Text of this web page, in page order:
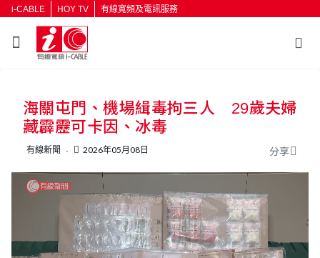
i-CABLE HOY TV 有線寬頻及電訊服務
返回
按輸入鍵開始搜尋
海關屯門、機場緝毒拘三人 29歲夫婦
藏霹靂可卡因、冰毒
有線新聞 2026年05月08日 分享